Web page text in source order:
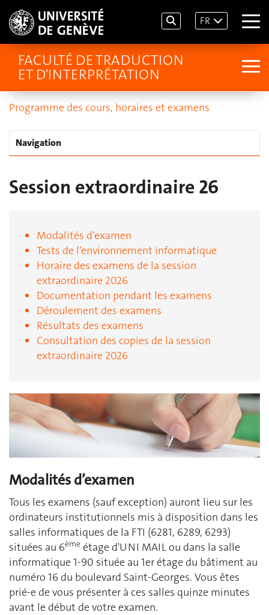
FR
FACULTÉ DE TRADUCTION
ET D'INTERPRÉTATION
Programme des cours, horaires et examens
Navigation
Session extraordinaire 26
Modalités d’examen
Tests de l’environnement informatique
Horaire des examens de la session
extraordinaire 2026
Documentation pendant les examens
Déroulement des examens
Résultats des examens
Consultation des copies de la session
extraordinaire 2026
Modalités d’examen
Tous les examens (sauf exception) auront lieu sur les
ordinateurs institutionnels mis à disposition dans les
salles informatiques de la FTI (6281, 6289, 6293)
situées au 6ème étage d'UNI MAIL ou dans la salle
informatique 1-90 située au 1er étage du bâtiment au
numéro 16 du boulevard Saint-Georges. Vous êtes
prié-e de vous présenter à ces salles quinze minutes
avant le début de votre examen.